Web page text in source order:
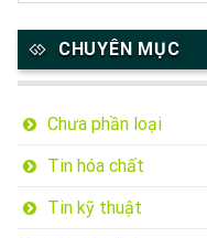
CHUYÊN MỤC
Chưa phần loại
Tin hóa chất
Tin kỹ thuật